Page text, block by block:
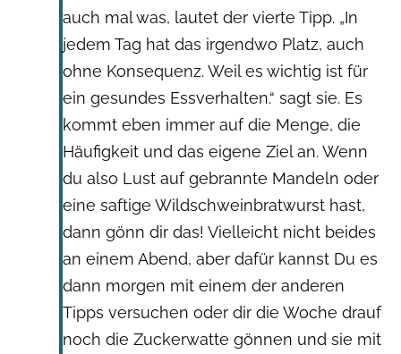
auch mal was, lautet der vierte Tipp. „In
jedem Tag hat das irgendwo Platz, auch
ohne Konsequenz. Weil es wichtig ist für
ein gesundes Essverhalten.“ sagt sie. Es
kommt eben immer auf die Menge, die
Häufigkeit und das eigene Ziel an. Wenn
du also Lust auf gebrannte Mandeln oder
eine saftige Wildschweinbratwurst hast,
dann gönn dir das! Vielleicht nicht beides
an einem Abend, aber dafür kannst Du es
dann morgen mit einem der anderen
Tipps versuchen oder dir die Woche drauf
noch die Zuckerwatte gönnen und sie mit